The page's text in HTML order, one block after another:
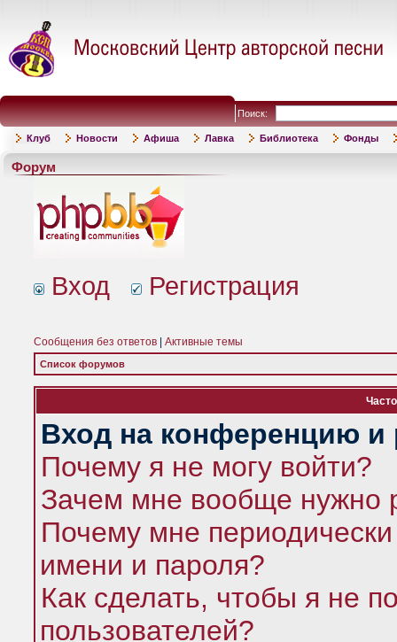
Поиск:
Клуб Новости Афиша Лавка Библиотека Фонды
Форум
Вход Регистрация
Сообщения без ответов Активные темы
Список форумов
Вход на конференцию и
Почему я не могу войти?
Зачем мне вообще нужно
Почему мне
имени и пароля?
Как сделать, чтобы я не
пользователей?